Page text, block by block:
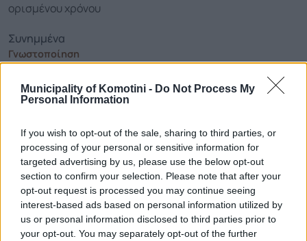
Municipality of Komotini - Do Not Process My
Personal Information
If you wish to opt-out of the sale, sharing to third parties, or
processing of your personal or sensitive information for
targeted advertising by us, please use the below opt-out
section to confirm your selection. Please note that after your
opt-out request is processed you may continue seeing
interest-based ads based on personal information utilized by
us or personal information disclosed to third parties prior to
your opt-out. You may separately opt-out of the further
ορισμένου χρόνου
Συνημμένα
Γνωστοποίηση
Τηλεφωνικό Κέντρο
25313-52400
FAX Δήμου
25310-22756
Γραφείο Δημάρχου
25310-82177
Κ.Ε.Π.
25310-83300
25310-22797
Νοσοκομείο
25310-22222